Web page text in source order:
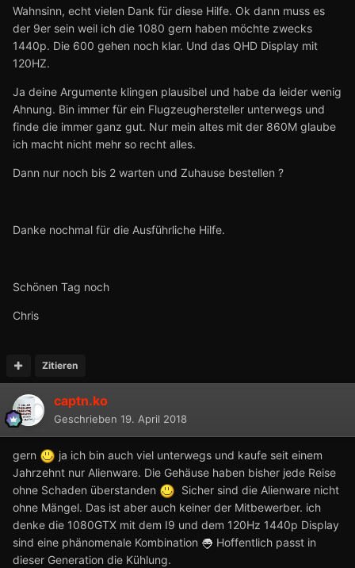
Wahnsinn, echt vielen Dank für diese Hilfe. Ok dann muss es
der 9er sein weil ich die 1080 gern haben möchte zwecks
1440p. Die 600 gehen noch klar. Und das QHD Display mit
120HZ.
Ja deine Argumente klingen plausibel und habe da leider wenig
Ahnung. Bin immer für ein Flugzeughersteller unterwegs und
finde die immer ganz gut. Nur mein altes mit der 860M glaube
ich macht nicht mehr so recht alles.
Dann nur noch bis 2 warten und Zuhause bestellen ?
Danke nochmal für die Ausführliche Hilfe.
Schönen Tag noch
Chris
Zitieren
captn.ko
Geschrieben 19. April 2018
gern
ja ich bin auch viel unterwegs und kaufe seit einem
Jahrzehnt nur Alienware. Die Gehäuse haben bisher jede Reise
ohne Schaden überstanden
Sicher sind die Alienware nicht
ohne Mängel. Das ist aber auch keiner der Mitbewerber. ich
denke die 1080GTX mit dem I9 und dem 120Hz 1440p Display
sind eine phänomenale Kombination
Hoffentlich passt in
dieser Generation die Kühlung.